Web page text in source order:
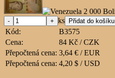
ks
Kód:
B3575
Cena:
84 Kč / CZK
Přepočtená cena: 3,64 € / EUR
Přepočtená cena: 4,20 $ / USD